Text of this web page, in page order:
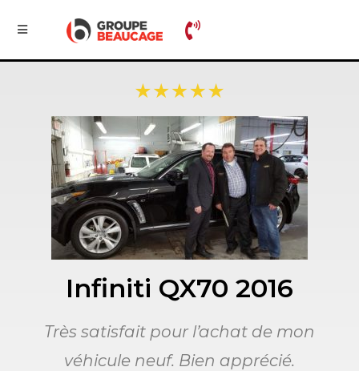
Infiniti QX70 2016
Très satisfait pour l’achat de mon
véhicule neuf. Bien apprécié.